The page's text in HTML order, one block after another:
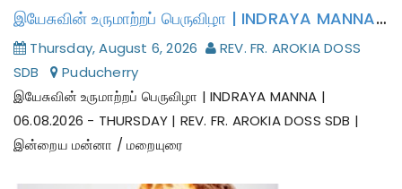
இயேசுவின் உருமாற்றப் பெருவிழா | INDRAYA MANNA | 06.08.2026 - THURSDAY | REV. FR. AROKIA DOSS SDB | இன்றைய மன்னா / மறையுரை
Thursday, August 6, 2026
REV. FR. AROKIA DOSS
SDB
Puducherry
இயேசுவின் உருமாற்றப் பெருவிழா | INDRAYA MANNA |
06.08.2026 - THURSDAY | REV. FR. AROKIA DOSS SDB |
இன்றைய மன்னா / மறையுரை